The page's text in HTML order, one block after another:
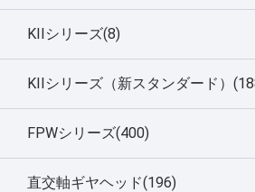
KIIシリーズ(8)
KIIシリーズ（新スタンダード）
FPWシリーズ(400)
直交軸ギヤヘッド(196)